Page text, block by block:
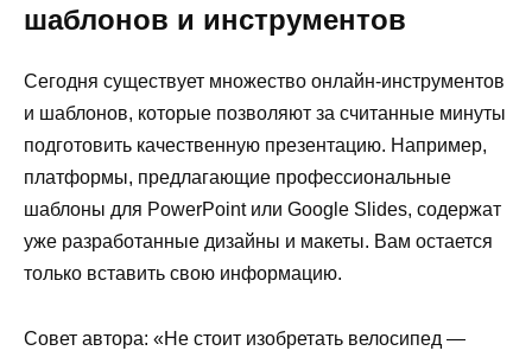
шаблонов и инструментов
Сегодня существует множество онлайн-инструментов
и шаблонов, которые позволяют за считанные минуты
подготовить качественную презентацию. Например,
платформы, предлагающие профессиональные
шаблоны для PowerPoint или Google Slides, содержат
уже разработанные дизайны и макеты. Вам остается
только вставить свою информацию.
Совет автора: «Не стоит изобретать велосипед —